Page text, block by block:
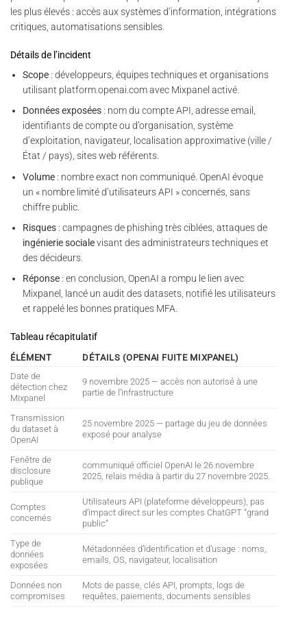
les plus élevés : accès aux systèmes d’information, intégrations
critiques, automatisations sensibles.
Détails de l’incident
Scope : développeurs, équipes techniques et organisations
utilisant platform.openai.com avec Mixpanel activé.
Données exposées : nom du compte API, adresse email,
identifiants de compte ou d’organisation, système
d’exploitation, navigateur, localisation approximative (ville /
État / pays), sites web référents.
Volume : nombre exact non communiqué. OpenAI évoque
un « nombre limité d’utilisateurs API » concernés, sans
chiffre public.
Risques : campagnes de phishing très ciblées, attaques de
ingénierie socialevisant des administrateurs techniques et
des décideurs.
Réponse : en conclusion, OpenAI a rompu le lien avec
Mixpanel, lancé un audit des datasets, notifié les utilisateurs
et rappelé les bonnes pratiques MFA.
Tableau récapitulatif
ÉLÉMENT
DÉTAILS (OPENAI FUITE MIXPANEL)
Date de
détection chez
Mixpanel
9 novembre 2025 — accès non autorisé à une
partie de l’infrastructure
Transmission
du dataset à
OpenAI
25 novembre 2025 — partage du jeu de données
exposé pour analyse
Fenêtre de
disclosure
publique
communiqué officiel OpenAI le 26 novembre
2025, relais média à partir du 27 novembre 2025.
Comptes
concernés
Utilisateurs API (plateforme développeurs), pas
d’impact direct sur les comptes ChatGPT “grand
public”
Type de
données
exposées
Métadonnées d’identification et d’usage : noms,
emails, OS, navigateur, localisation
Données non
compromises
Mots de passe, clés API, prompts, logs de
requêtes, paiements, documents sensibles